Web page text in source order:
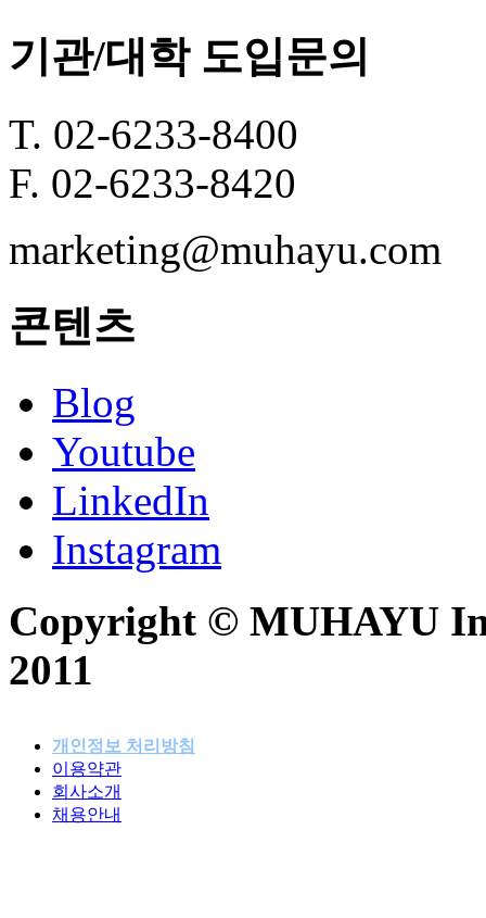
기관/대학 도입문의
T. 02-6233-8400
F. 02-6233-8420
marketing@muhayu.com
콘텐츠
Blog
Youtube
LinkedIn
Instagram
Copyright © MUHAYU
2011
개인정보 처리방침
이용약관
회사소개
채용안내